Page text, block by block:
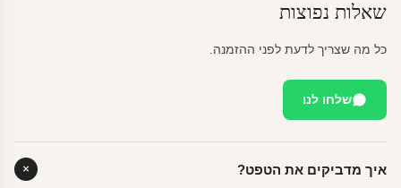
שאלות נפוצות
כל מה שצריך לדעת לפני ההזמנה.
שלחו לנו
איך מדביקים את הטפט?